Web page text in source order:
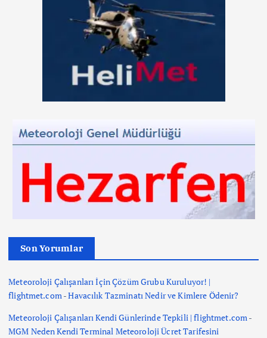
Son Yorumlar
Meteoroloji Çalışanları İçin Çözüm Grubu Kuruluyor! |
flightmet.com-Havacılık Tazminatı Nedir ve Kimlere Ödenir?
Meteoroloji Çalışanları Kendi Günlerinde Tepkili | flightmet.com-
MGM Neden Kendi Terminal Meteoroloji Ücret Tarifesini